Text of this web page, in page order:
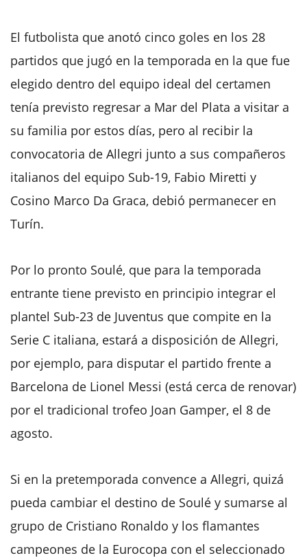
El futbolista que anotó cinco goles en los 28
partidos que jugó en la temporada en la que fue
elegido dentro del equipo ideal del certamen
tenía previsto regresar a Mar del Plata a visitar a
su familia por estos días, pero al recibir la
convocatoria de Allegri junto a sus compañeros
italianos del equipo Sub-19, Fabio Miretti y
Cosino Marco Da Graca, debió permanecer en
Turín.
Por lo pronto Soulé, que para la temporada
entrante tiene previsto en principio integrar el
plantel Sub-23 de Juventus que compite en la
Serie C italiana, estará a disposición de Allegri,
por ejemplo, para disputar el partido frente a
Barcelona de Lionel Messi (está cerca de renovar)
por el tradicional trofeo Joan Gamper, el 8 de
agosto.
Si en la pretemporada convence a Allegri, quizá
pueda cambiar el destino de Soulé y sumarse al
grupo de Cristiano Ronaldo y los flamantes
campeones de la Eurocopa con el seleccionado